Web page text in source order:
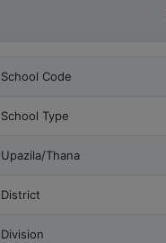
School Code
School Type
Upazila/Thana
District
Division